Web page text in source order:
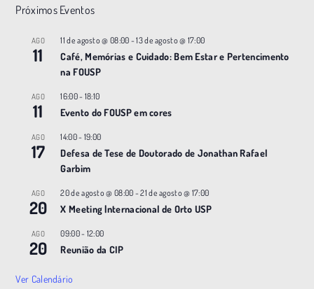
g
Próximos Eventos
AGO
11
11 de agosto @ 08:00 -13 de agosto @ 17:00
Café, Memórias e Cuidado: Bem Estar e Pertencimento
na FOUSP
AGO
11
16:00- 18:10
Evento do FOUSP em cores
AGO
17
14:00- 19:00
Defesa de Tese de Doutorado de Jonathan Rafael
Garbim
AGO
20
20 de agosto @ 08:00 -21 de agosto @ 17:00
X Meeting |nternacional de Orto USP
AGO
20
09:00- 12:00
Reunião da CIP
Ver Calendário